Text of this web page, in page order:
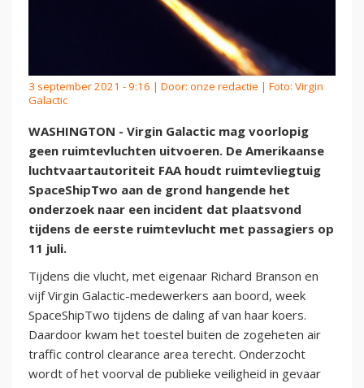
3 september 2021 - 9:16 | Door: onze redactie | Foto: Virgin
Galactic
WASHINGTON - Virgin Galactic mag voorlopig
geen ruimtevluchten uitvoeren. De Amerikaanse
luchtvaartautoriteit FAA houdt ruimtevliegtuig
SpaceShipTwo aan de grond hangende het
onderzoek naar een incident dat plaatsvond
tijdens de eerste ruimtevlucht met passagiers op
11 juli.
Tijdens die vlucht, met eigenaar Richard Branson en
vijf Virgin Galactic-medewerkers aan boord, week
SpaceShipTwo tijdens de daling af van haar koers.
Daardoor kwam het toestel buiten de zogeheten air
traffic control clearance area terecht. Onderzocht
wordt of het voorval de publieke veiligheid in gevaar